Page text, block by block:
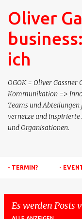
Oliver
ich
OGOK = Oliver
Kommunikation =>
Teams und
vernetze und
und Organisationen.
- TERMIN? -
Es werden Posts